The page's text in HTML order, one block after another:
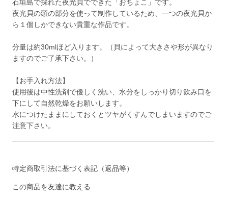
石垣島で採れた夜光貝でできた「おちょこ」です。
夜光貝の頭の部分を使って制作しているため、一つの夜光貝か
ら１個しかできない貴重な作品です。
分量は約30mlほど入ります。（貝によって大きさや形が異なり
ますのでご了承下さい。）
【お手入れ方法】
使用後は中性洗剤で優しく洗い、水分をしっかり切り飲み口を
下にして自然乾燥をお願いします。
水につけたままにしておくとツヤがくすんでしまいますのでご
注意下さい。
特定商取引法に基づく表記（返品等）
この商品を友達に教える